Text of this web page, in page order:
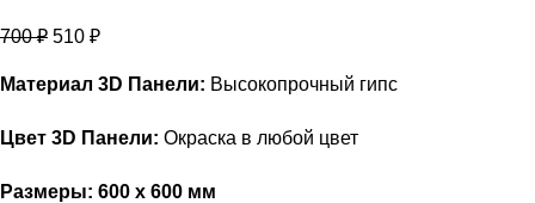
700₽ 510 ₽
Материал 3D Панели: Высокопрочный гипс
Цвет 3D Панели: Окраска в любой цвет
Размеры: 600 х 600 мм